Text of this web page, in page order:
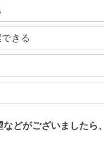
きる
どがございましたら